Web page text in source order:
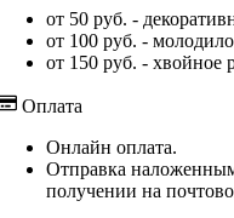
от 50 руб. -
от 100 руб. -
от 150 руб. - хвойное
Оплата
Онлайн оплата.
Отправка
получении на